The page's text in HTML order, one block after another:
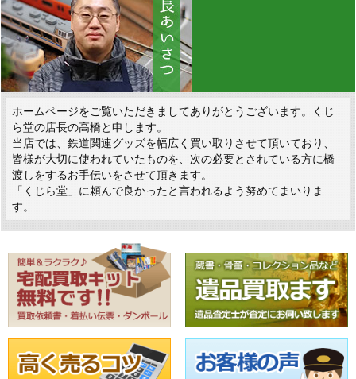
ホームページをご覧いただきましてありがとうございます。くじ
ら堂の店長の高橋と申します。
当店では、鉄道関連グッズを幅広く買い取りさせて頂いており、
皆様が大切に使われていたものを、次の必要とされている方に橋
渡しをするお手伝いをさせて頂きます。
「くじら堂」に頼んで良かったと言われるよう努めてまいりま
す。